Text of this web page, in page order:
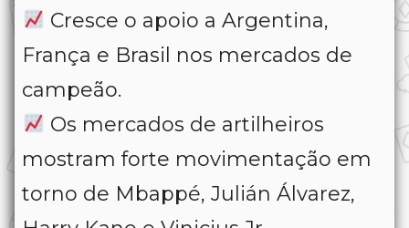
Cresce o apoio a Argentina,
França e Brasil nos mercados de
campeão.
Os mercados de artilheiros
mostram forte movimentação em
torno de Mbappé, Julián Álvarez,